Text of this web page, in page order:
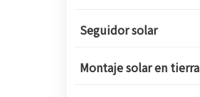
Seguidor solar
Montaje solar en tierra